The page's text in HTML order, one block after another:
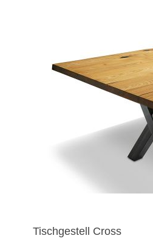
Tischgestell Cross